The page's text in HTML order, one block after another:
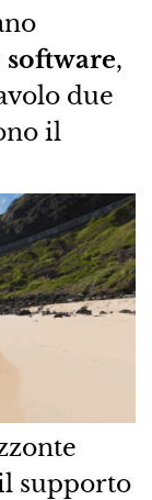
software,
due
il
supporto